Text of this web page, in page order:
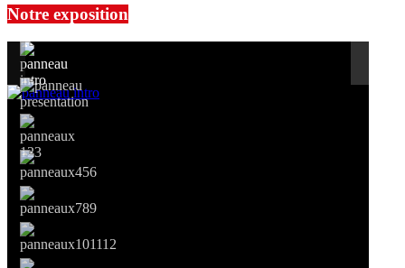
Notre exposition